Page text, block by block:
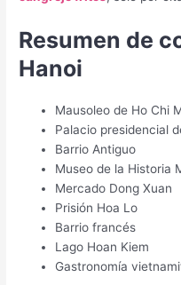
Resumen de
Hanoi
Mausoleo de Ho Chi
Palacio presidencial
Barrio Antiguo
Museo de la Historia
Mercado Dong Xuan
Prisión Hoa Lo
Barrio francés
Lago Hoan Kiem
Gastronomía